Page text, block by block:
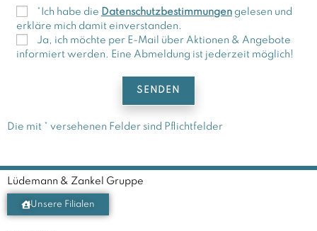
*Ich habe die Datenschutzbestimmungen gelesen und
erkläre mich damit einverstanden.
Ja, ich möchte per E-Mail über Aktionen & Angebote
informiert werden. Eine Abmeldung ist jederzeit möglich!
Die mit * versehenen Felder sind Pflichtfelder
l
tLüdemann & Zankel Gruppe
Unsere Filialen